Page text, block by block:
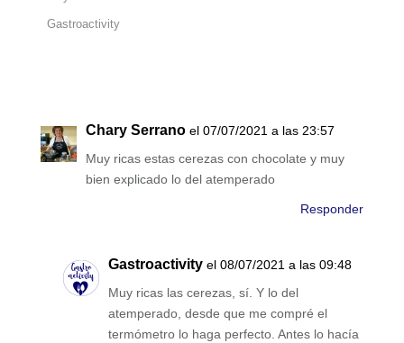
Gastroactivity
Chary Serrano el 07/07/2021 a las 23:57
Muy ricas estas cerezas con chocolate y muy
bien explicado lo del atemperado
Responder
Gastroactivity el 08/07/2021 a las 09:48
Muy ricas las cerezas, sí. Y lo del
atemperado, desde que me compré el
termómetro lo haga perfecto. Antes lo hacía